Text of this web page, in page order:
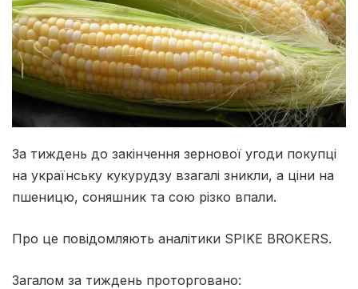
За тиждень до закінчення зернової угоди покупці
на українську кукурудзу взагалі зникли, а ціни на
пшеницю, соняшник та сою різко впали.
Про це повідомляють аналітики SPIKE BROKERS.
Загалом за тиждень проторговано: